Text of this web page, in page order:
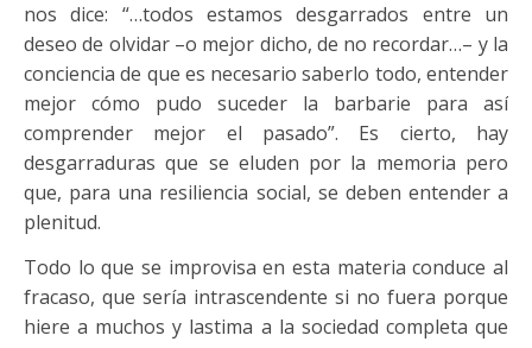
nos dice: “…todos estamos desgarrados entre un
deseo de olvidar –o mejor dicho, de no recordar…– y la
conciencia de que es necesario saberlo todo, entender
mejor cómo pudo suceder la barbarie para así
comprender mejor el pasado”. Es cierto, hay
desgarraduras que se eluden por la memoria pero
que, para una resiliencia social, se deben entender a
plenitud.
Todo lo que se improvisa en esta materia conduce al
fracaso, que sería intrascendente si no fuera porque
hiere a muchos y lastima a la sociedad completa que